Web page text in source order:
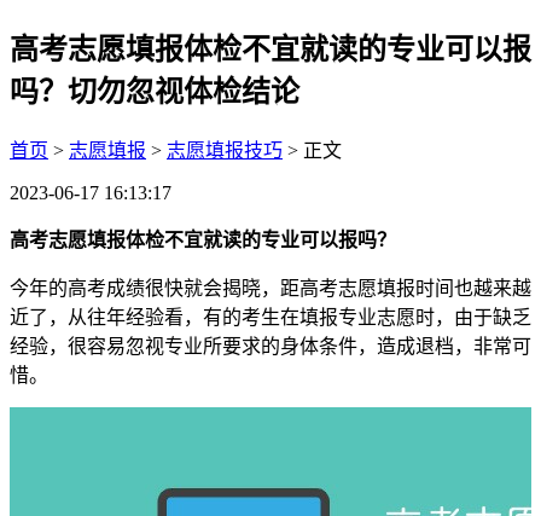
高考志愿填报体检不宜就读的专业可以报
吗？切勿忽视体检结论
首页 > 志愿填报 > 志愿填报技巧 > 正文
2023-06-17 16:13:17
高考志愿填报体检不宜就读的专业可以报吗？
今年的高考成绩很快就会揭晓，距高考志愿填报时间也越来越
近了，从往年经验看，有的考生在填报专业志愿时，由于缺乏
经验，很容易忽视专业所要求的身体条件，造成退档，非常可
惜。